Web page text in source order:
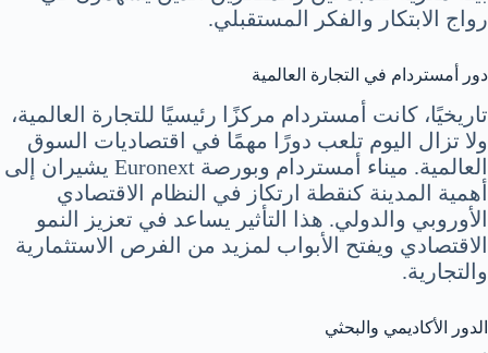
رواج الابتكار والفكر المستقبلي.
دور أمستردام في التجارة العالمية
تاريخيًا، كانت أمستردام مركزًا رئيسيًا للتجارة العالمية،
ولا تزال اليوم تلعب دورًا مهمًا في اقتصاديات السوق
العالمية. ميناء أمستردام وبورصة Euronext يشيران إلى
أهمية المدينة كنقطة ارتكاز في النظام الاقتصادي
الأوروبي والدولي. هذا التأثير يساعد في تعزيز النمو
الاقتصادي ويفتح الأبواب لمزيد من الفرص الاستثمارية
والتجارية.
الدور الأكاديمي والبحثي